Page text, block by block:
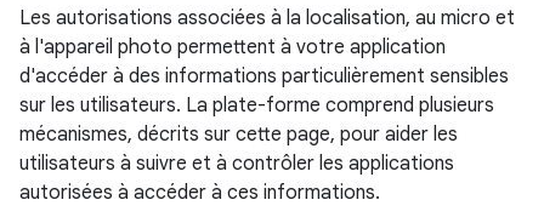
Les autorisations associées à la localisation, au micro et
à l'appareil photo permettent à votre application
d'accéder à des informations particulièrement sensibles
sur les utilisateurs. La plate-forme comprend plusieurs
mécanismes, décrits sur cette page, pour aider les
utilisateurs à suivre et à contrôler les applications
autorisées à accéder à ces informations.